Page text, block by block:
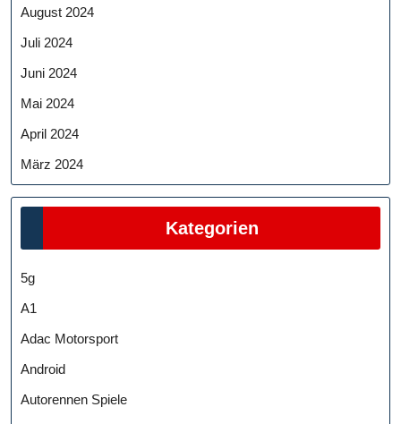
August 2024
Juli 2024
Juni 2024
Mai 2024
April 2024
März 2024
Kategorien
5g
A1
Adac Motorsport
Android
Autorennen Spiele